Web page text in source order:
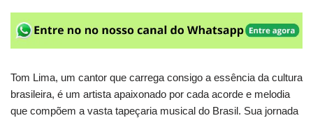
Tom Lima, um cantor que carrega consigo a essência da cultura
brasileira, é um artista apaixonado por cada acorde e melodia
que compõem a vasta tapeçaria musical do Brasil. Sua jornada